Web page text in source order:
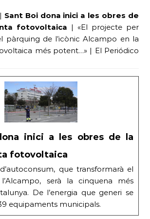
| Sant Boi dona inici a les obres de
fotovoltaica | «El projecte per
pàrquing de l’icònic Alcampo en la
més potent…» | El Periódico
inici a les obres de la
fotovoltaica
d’autoconsum, que transformarà el
serà la cinquena més
De l’energia que generi se
equipaments municipals.